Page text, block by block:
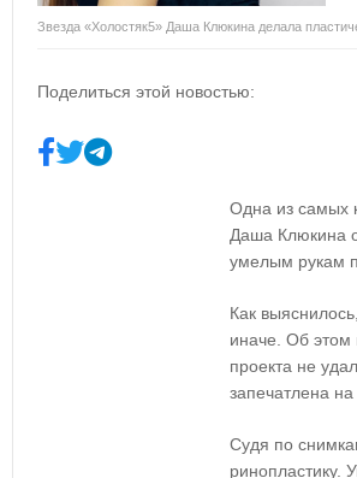
Звезда «Холостяк5» Даша Клюкина делала
Поделиться этой новостью:
Одна из самых
Даша Клюкина
умелым рукам
Как
иначе. Об этом
проекта не
запечатлена
Судя по
ринопластику.